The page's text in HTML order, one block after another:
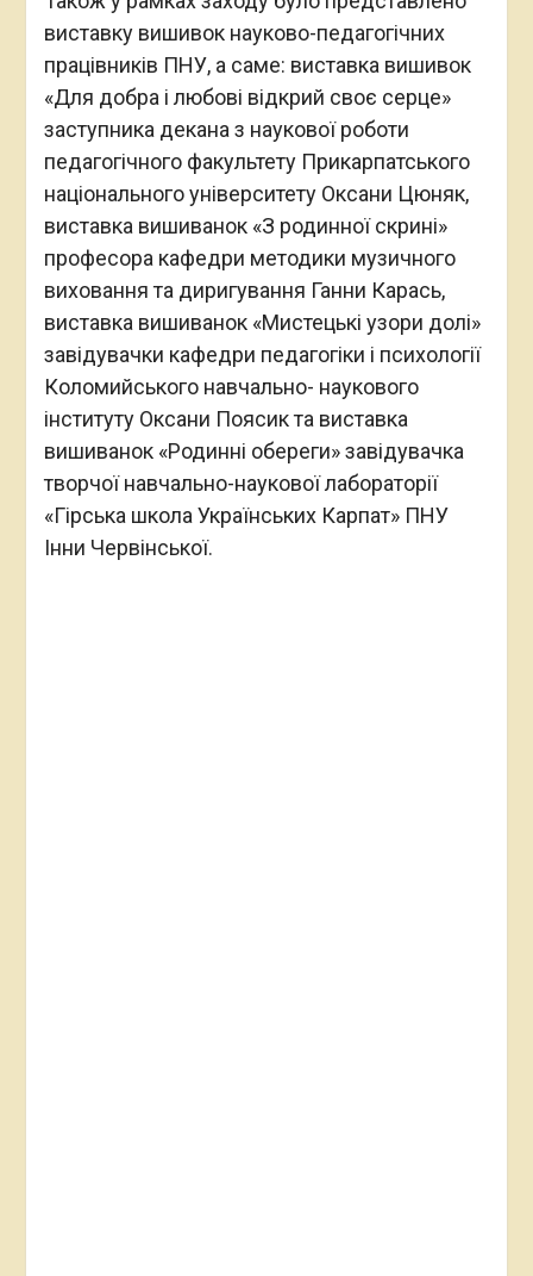
виставку вишивок науково-педагогічних
працівників ПНУ, а саме: виставка вишивок
«Для добра і любові відкрий своє серце»
заступника декана з наукової роботи
педагогічного факультету Прикарпатського
національного університету Оксани Цюняк,
виставка вишиванок «З родинної скрині»
професора кафедри методики музичного
виховання та диригування Ганни Карась,
виставка вишиванок «Мистецькі узори долі»
завідувачки кафедри педагогіки і психології
Коломийського навчально- наукового
інституту Оксани Поясик та виставка
вишиванок «Родинні обереги» завідувачка
творчої навчально-наукової лабораторії
«Гірська школа Українських Карпат» ПНУ
Інни Червінської.